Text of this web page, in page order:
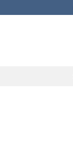
Inhalt